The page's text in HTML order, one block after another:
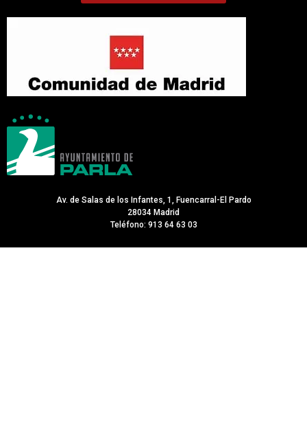
Av. de Salas de los Infantes, 1, Fuencarral-El Pardo
28034 Madrid
Teléfono: 913 64 63 03